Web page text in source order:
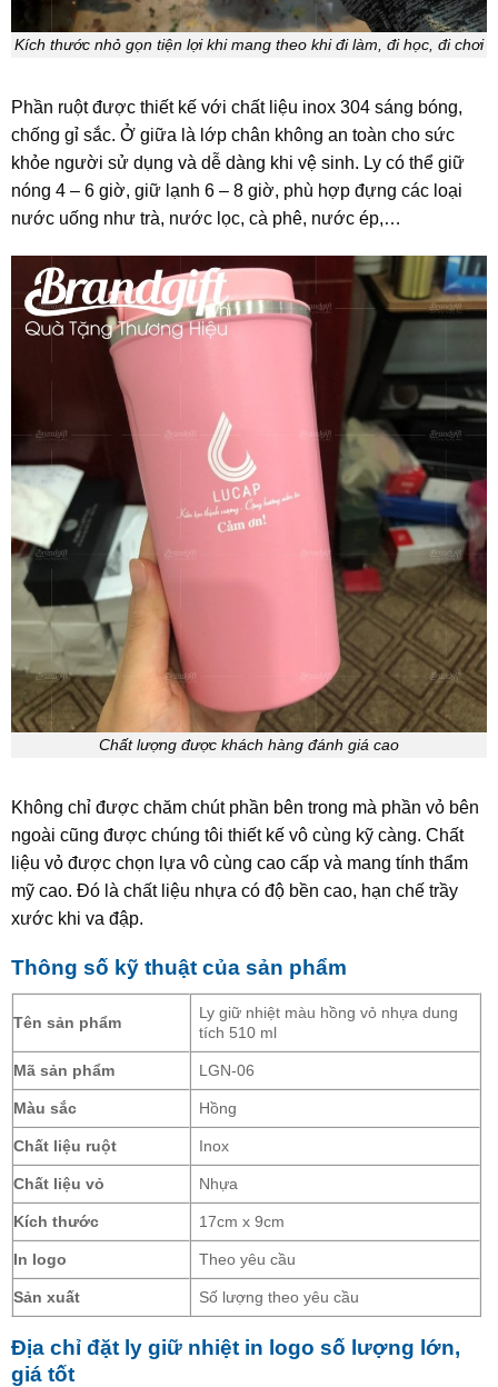
Kích thước nhỏ gọn tiện lợi khi mang theo khi đi làm, đi học, đi chơi
Phần ruột được thiết kế với chất liệu inox 304 sáng bóng,
chống gỉ sắc. Ở giữa là lớp chân không an toàn cho sức
khỏe người sử dụng và dễ dàng khi vệ sinh. Ly có thể giữ
nóng 4 – 6 giờ, giữ lạnh 6 – 8 giờ, phù hợp đựng các loại
nước uống như trà, nước lọc, cà phê, nước ép,…
Chất lượng được khách hàng đánh giá cao
Không chỉ được chăm chút phần bên trong mà phần vỏ bên
ngoài cũng được chúng tôi thiết kế vô cùng kỹ càng. Chất
liệu vỏ được chọn lựa vô cùng cao cấp và mang tính thẩm
mỹ cao. Đó là chất liệu nhựa có độ bền cao, hạn chế trầy
xước khi va đập.
Thông số kỹ thuật của sản phẩm
Tên sản phẩm
Ly giữ nhiệt màu hồng vỏ nhựa dung
tích 510 ml
Mã sản phẩm LGN-06
Màu sắc Hồng
Chất liệu ruột Inox
Chất liệu vỏ Nhựa
Kích thước 17cm x 9cm
In logo Theo yêu cầu
Sản xuất Số lượng theo yêu cầu
Địa chỉ đặt ly giữ nhiệt in logo số lượng lớn,
giá tốt